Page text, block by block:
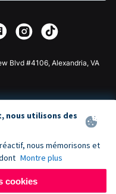
Blvd #4106, Alexandria, VA
nous utilisons des
nous mémorisons et
Montre plus
cookies